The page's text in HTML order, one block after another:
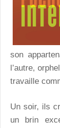
son
l’autre,
travaille
Un soir, ils
un brin